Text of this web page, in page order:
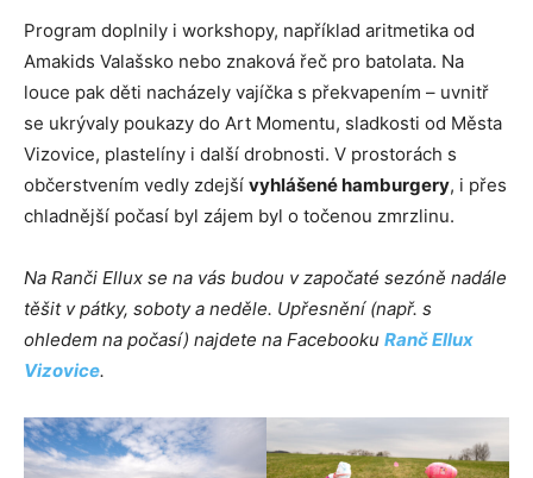
Program doplnily i workshopy, například aritmetika od
Amakids Valašsko nebo znaková řeč pro batolata. Na
louce pak děti nacházely vajíčka s překvapením – uvnitř
se ukrývaly poukazy do Art Momentu, sladkosti od Města
Vizovice, plastelíny i další drobnosti. V prostorách s
občerstvením vedly zdejší vyhlášené hamburgery, i přes
chladnější počasí byl zájem byl o točenou zmrzlinu.
Na Ranči Ellux se na vás budou v započaté sezóně nadále
těšit v pátky, soboty a neděle. Upřesnění (např. s
ohledem na počasí) najdete na Facebooku Ranč Ellux
Vizovice.